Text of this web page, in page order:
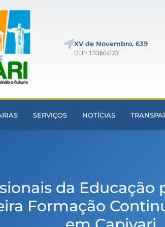
XV de Novembro, 639
CEP: 13360-023
SERVIÇOS NOTÍCIAS
da Educação
Formação